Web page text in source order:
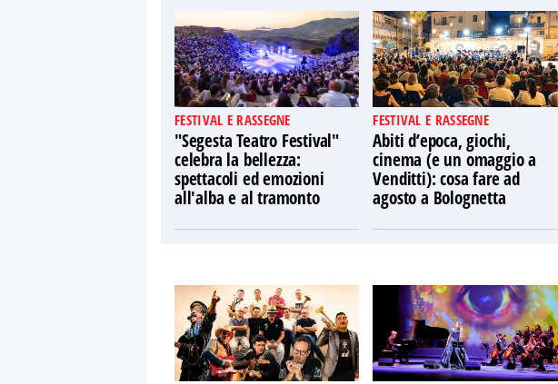
FESTIVAL E RASSEGNE
"Segesta Teatro Festival"
celebra la bellezza:
spettacoli ed emozioni
all'alba e al tramonto
FESTIVAL E RASSEGNE
Abiti d’epoca, giochi,
cinema (e un omaggio a
Venditti): cosa fare ad
agosto a Bolognetta